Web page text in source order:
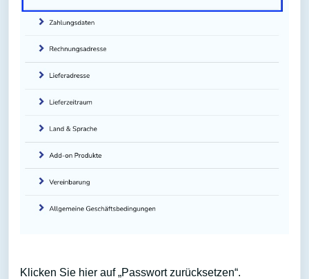
Klicken Sie hier auf „Passwort zurücksetzen“.